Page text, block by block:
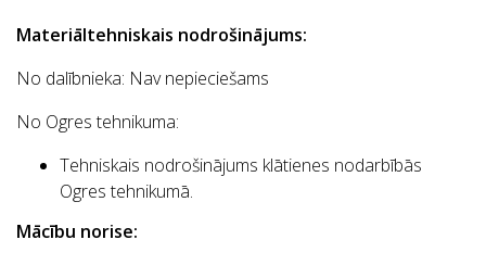
Materiāltehniskais nodrošinājums:
No dalībnieka: Nav nepieciešams
No Ogres tehnikuma:
Tehniskais nodrošinājums klātienes nodarbībās
Ogres tehnikumā.
Mācību norise: